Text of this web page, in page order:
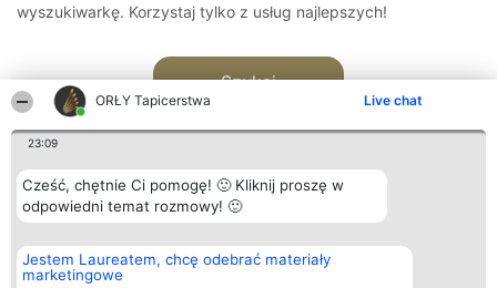
ORŁY Tapicerstwa Live chat
23:09
Cześć, chętnie Ci pomogę! 🙂 Kliknij proszę w
odpowiedni temat rozmowy! 🙂
Jestem Laureatem, chcę odebrać materiały
marketingowe
wyszukiwarkę. Korzystaj tylko z usług najlepszych!
Szukaj
Organizator plebiscytu
Bright Side Solutions sp. z o.
o. sp. k.
Plebiscyt
Laureaci
Kontakt
Kontakt